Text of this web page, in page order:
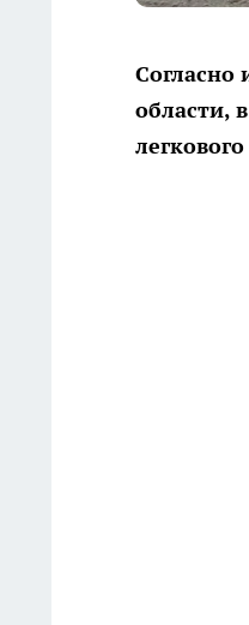
Согласно
области,